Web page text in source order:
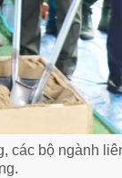
các bộ ngành